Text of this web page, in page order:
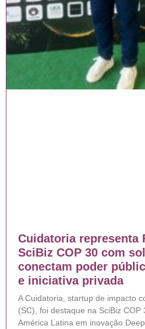
Cuidatoria representa
SciBiz COP 30 com
conectam poder
e iniciativa privada
A Cuidatoria, startup de impacto
(SC), foi destaque na SciBiz
América Latina em inovação